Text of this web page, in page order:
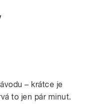
– krátce je
to jen pár minut.